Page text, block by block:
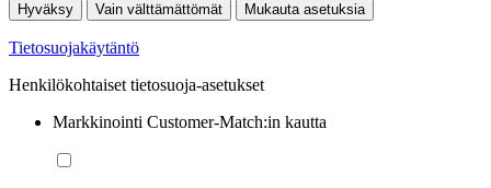
Hyväksy Vain välttämättömät Mukauta asetuksia
Tietosuojakäytäntö
Henkilökohtaiset tietosuoja-asetukset
Markkinointi Customer-Match:in kautta